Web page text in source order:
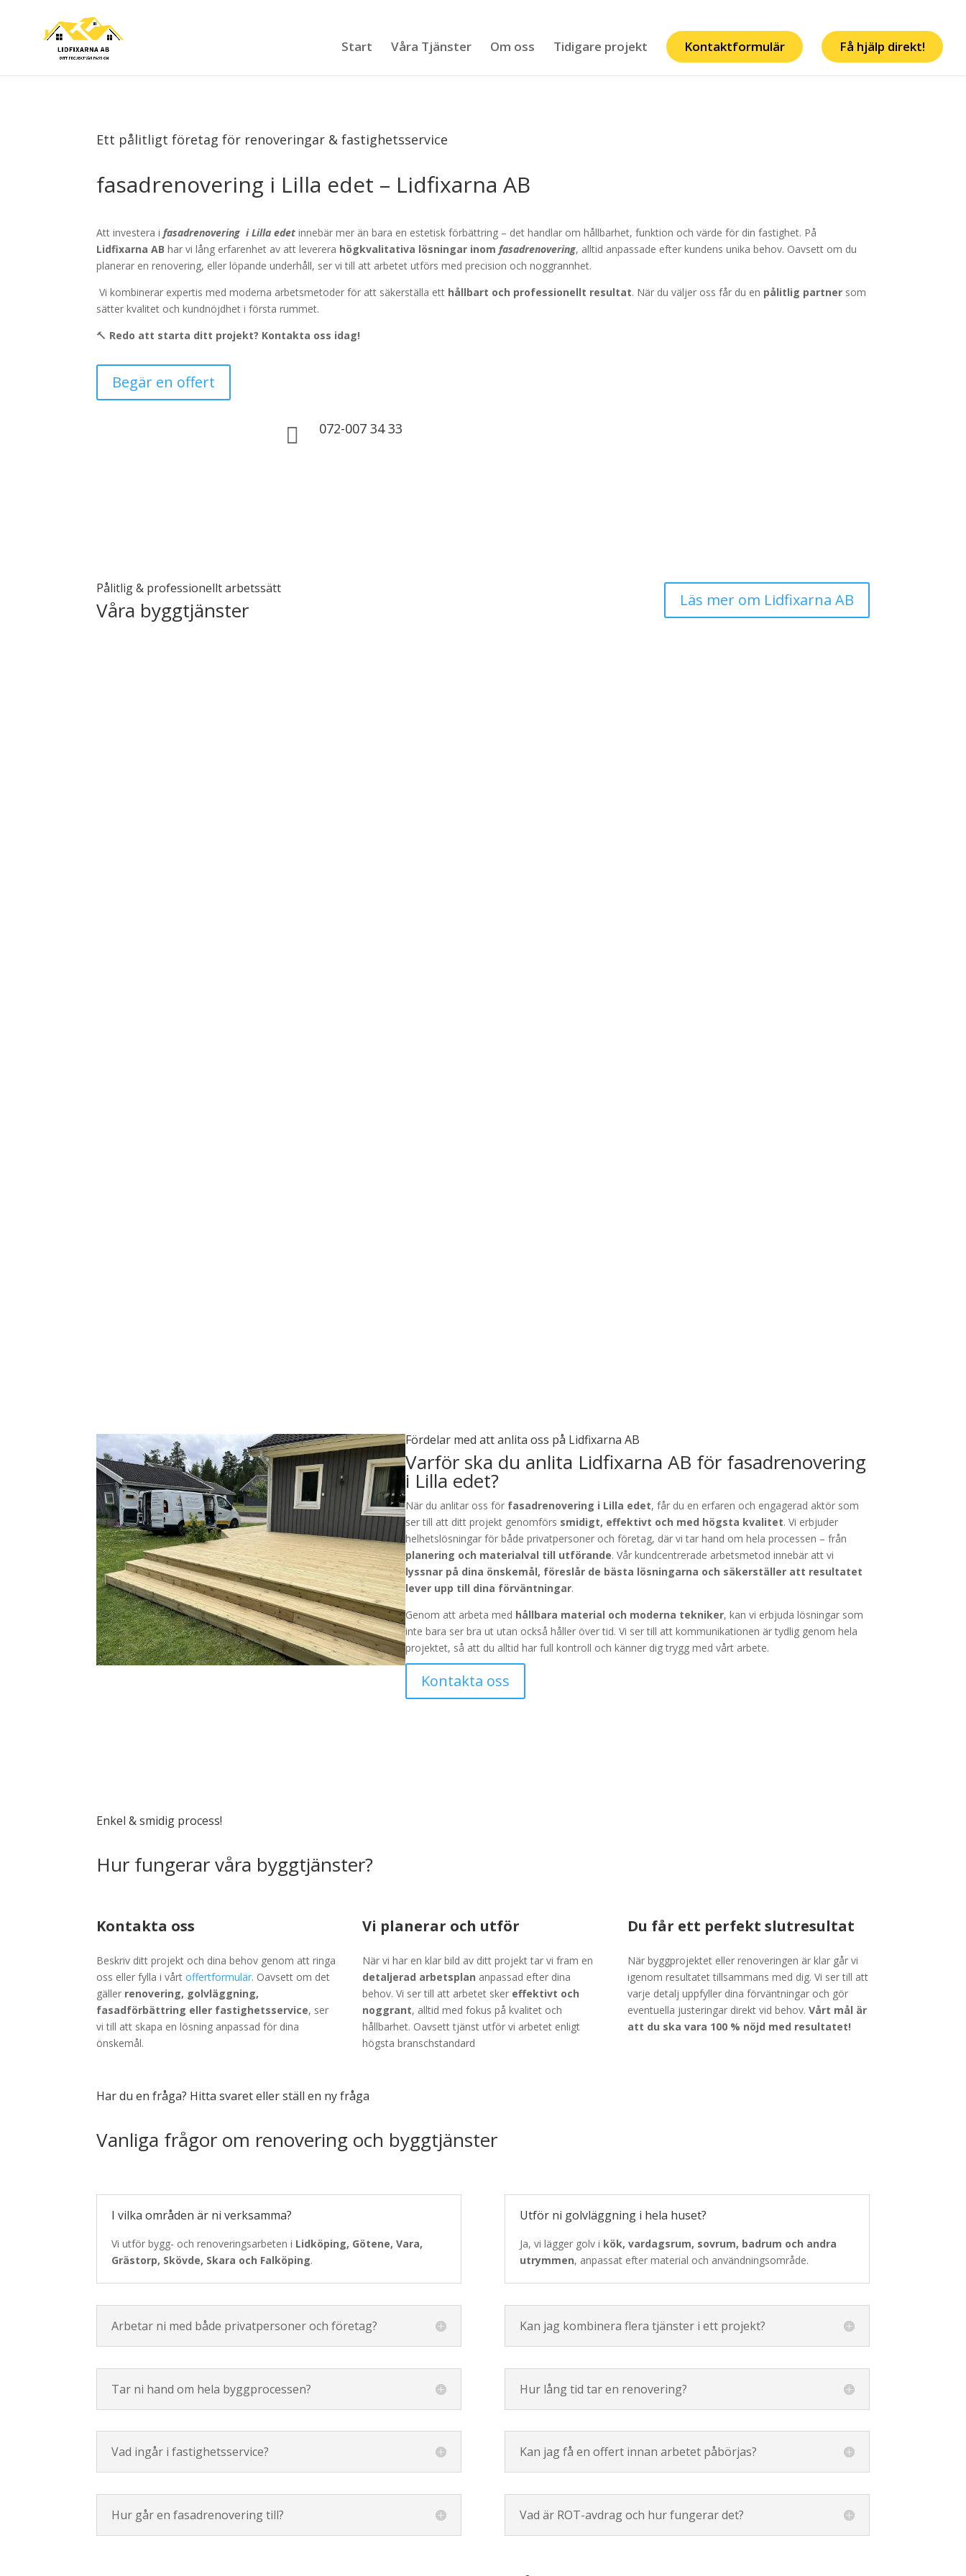
Start Våra Tjänster Om oss Tidigare projekt Kontaktformulär Få hjälp direkt!
Ett pålitligt företag för renoveringar & fastighetsservice
fasadrenovering i Lilla edet – Lidfixarna AB
Att investera ifasadrenovering i Lilla edet innebär mer än bara en estetisk förbättring – det handlar om hållbarhet, funktion och värde för din fastighet. På
Lidfixarna AB har vi lång erfarenhet av att leverera högkvalitativa lösningar inomfasadrenovering, alltid anpassade efter kundens unika behov. Oavsett om du
planerar en renovering, eller löpande underhåll, ser vi till att arbetet utförs med precision och noggrannhet.
Vi kombinerar expertis med moderna arbetsmetoder för att säkerställa ett hållbart och professionellt resultat. När du väljer oss får du en pålitlig partner som
sätter kvalitet och kundnöjdhet i första rummet.
🔨 Redo att starta ditt projekt? Kontakta oss idag!
Begär en offert
 072-007 34 33
Pålitlig & professionellt arbetssätt
Våra byggtjänster Läs mer om Lidfixarna AB
Fördelar med att anlita oss på Lidfixarna AB
Varför ska du anlita Lidfixarna AB för fasadrenovering
i Lilla edet?
När du anlitar oss för fasadrenovering i Lilla edet, får du en erfaren och engagerad aktör som
ser till att ditt projekt genomförs smidigt, effektivt och med högsta kvalitet. Vi erbjuder
helhetslösningar för både privatpersoner och företag, där vi tar hand om hela processen – från
planering och materialval till utförande. Vår kundcentrerade arbetsmetod innebär att vi
lyssnar på dina önskemål, föreslår de bästa lösningarna och säkerställer att resultatet
lever upp till dina förväntningar.
Genom att arbeta med hållbara material och moderna tekniker, kan vi erbjuda lösningar som
inte bara ser bra ut utan också håller över tid. Vi ser till att kommunikationen är tydlig genom hela
projektet, så att du alltid har full kontroll och känner dig trygg med vårt arbete.
Kontakta oss
Enkel & smidig process!
Hur fungerar våra byggtjänster?
Kontakta oss
Beskriv ditt projekt och dina behov genom att ringa
oss eller fylla i vårtoffertformulär. Oavsett om det
gäller renovering, golvläggning,
fasadförbättring eller fastighetsservice, ser
vi till att skapa en lösning anpassad för dina
önskemål.
Vi planerar och utför
När vi har en klar bild av ditt projekt tar vi fram en
detaljerad arbetsplan anpassad efter dina
behov. Vi ser till att arbetet sker effektivt och
noggrant, alltid med fokus på kvalitet och
hållbarhet. Oavsett tjänst utför vi arbetet enligt
högsta branschstandard
Du får ett perfekt slutresultat
När byggprojektet eller renoveringen är klar går vi
igenom resultatet tillsammans med dig. Vi ser till att
varje detalj uppfyller dina förväntningar och gör
eventuella justeringar direkt vid behov. Vårt mål är
att du ska vara 100 % nöjd med resultatet!
Har du en fråga? Hitta svaret eller ställ en ny fråga
Vanliga frågor om renovering och byggtjänster
I vilka områden är ni verksamma?
Vi utför bygg- och renoveringsarbeten i Lidköping, Götene, Vara,
Grästorp, Skövde, Skara och Falköping.
Arbetar ni med både privatpersoner och företag?
Tar ni hand om hela byggprocessen?
Vad ingår i fastighetsservice?
Hur går en fasadrenovering till?
Utför ni golvläggning i hela huset?
Ja, vi lägger golv i kök, vardagsrum, sovrum, badrum och andra
utrymmen, anpassat efter material och användningsområde.
Kan jag kombinera flera tjänster i ett projekt?
Hur lång tid tar en renovering?
Kan jag få en offert innan arbetet påbörjas?
Vad är ROT-avdrag och hur fungerar det?